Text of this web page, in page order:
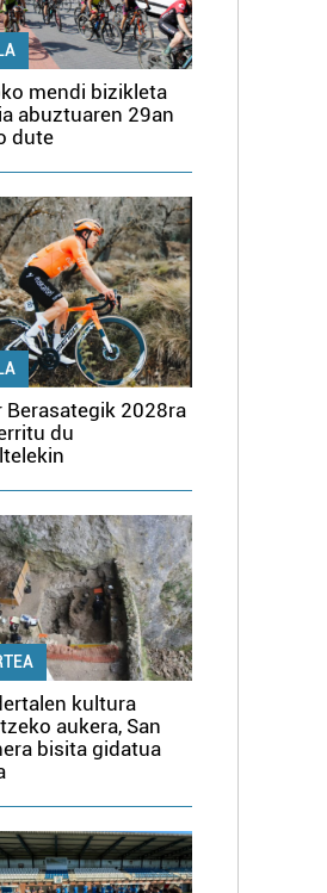
mendi bizikleta
abuztuaren 29an
dute
Berasategik 2028ra
du
kultura
aukera, San
bisita gidatua